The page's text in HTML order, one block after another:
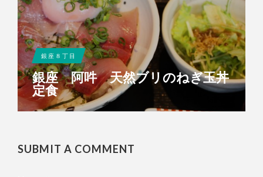
銀座８丁目
銀座 阿吽 天然ブリのねぎ玉丼
定食
SUBMIT A COMMENT